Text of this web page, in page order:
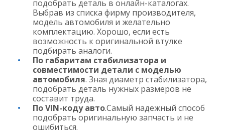
подобрать деталь в онлайн-каталогах.
Выбрав из списка фирму производителя,
модель автомобиля и желательно
комплектацию. Хорошо, если есть
возможность к оригинальной втулке
подбирать аналоги.
По габаритам стабилизатора и
совместимости детали с моделью
автомобиля. Зная диаметр стабилизатора,
подобрать деталь нужных размеров не
составит труда.
По VIN-коду авто.Самый надежный способ
подобрать оригинальную запчасть и не
ошибиться.